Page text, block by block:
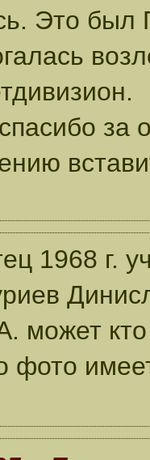
Это был
за
1968 г.
может
фото